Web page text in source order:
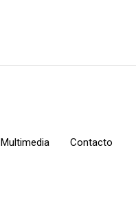
Multimedia Contacto